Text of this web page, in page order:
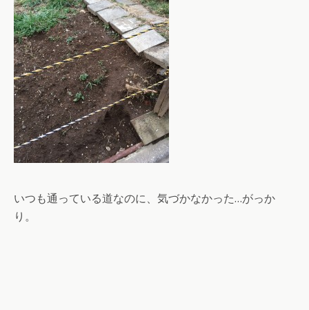
いつも通っている道なのに、気づかなかった…がっか
り。